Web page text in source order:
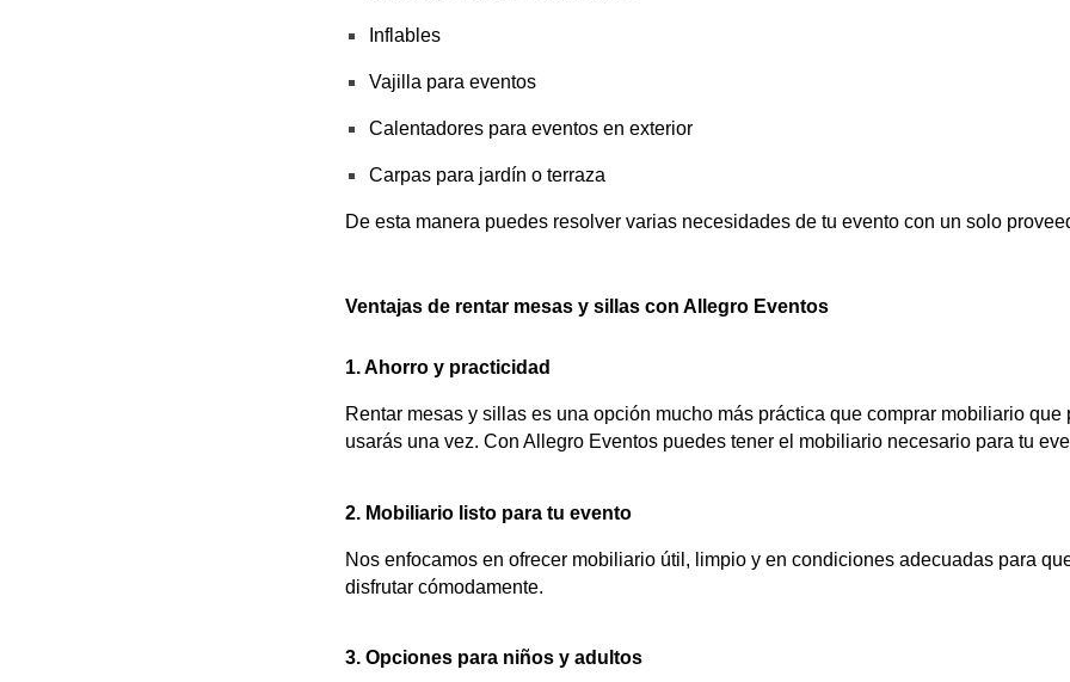
Inflables
Vajilla para eventos
Calentadores para eventos en exterior
Carpas para jardín o terraza
De esta manera puedes resolver varias necesidades de tu evento con un solo
Ventajas de rentar mesas y sillas con Allegro Eventos
1. Ahorro y practicidad
Rentar mesas y sillas es una opción mucho más práctica que comprar mobiliario que
usarás una vez. Con Allegro Eventos puedes tener el mobiliario necesario para tu
2. Mobiliario listo para tu evento
Nos enfocamos en ofrecer mobiliario útil, limpio y en condiciones adecuadas para
disfrutar cómodamente.
3. Opciones para niños y adultos